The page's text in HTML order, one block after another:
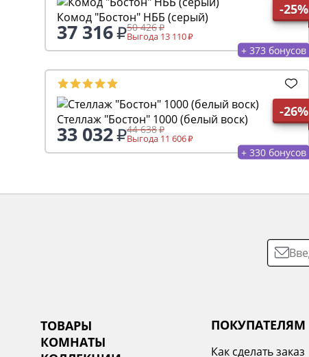
-25%
Комод "Бостон" НББ (серый)
37 316 50 426
Выгода 13 110
+ 373 бонусов
-26%
Стеллаж "Бостон" 1000 (белый воск)
33 032 44 638
Выгода 11 606
+ 330 бонусов
ТОВАРЫ
КОМНАТЫ
ПОКУПАТЕЛЯМ
Как сделать заказ